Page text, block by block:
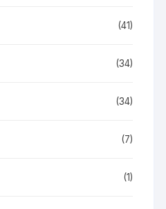
(41)
(34)
(34)
(7)
(1)